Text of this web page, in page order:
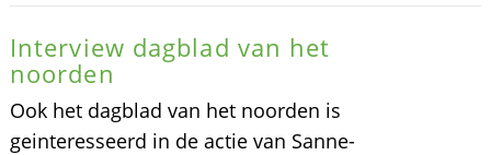
Interview dagblad van het
noorden
Ook het dagblad van het noorden is
geinteresseerd in de actie van Sanne-